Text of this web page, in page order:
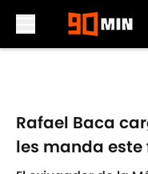
Rafael Baca
les manda